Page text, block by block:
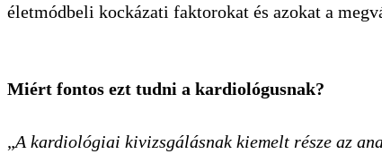
életmódbeli kockázati faktorokat és azokat a
Miért fontos ezt tudni a kardiológusnak?
„A kardiológiai kivizsgálásnak kiemelt része az